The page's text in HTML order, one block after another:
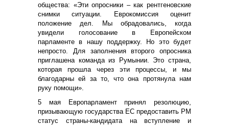
общества: «Эти опросники – как рентгеновские
снимки ситуации. Еврокомиссия оценит
положение дел. Мы обрадовались, когда
увидели голосование в Европейском
парламенте в нашу поддержку. Но это будет
непросто. Для заполнения второго опросника
приглашена команда из Румынии. Это страна,
которая прошла через эти процессы, и мы
благодарны ей за то, что она протянула нам
руку помощи».
5 мая Европарламент принял резолюцию,
призывающую государства ЕС предоставить РМ
статус страны-кандидата на вступление и